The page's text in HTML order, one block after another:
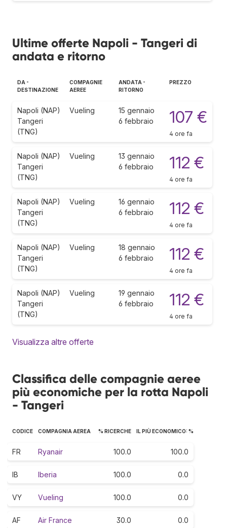
Ultime offerte Napoli - Tangeri di
andata e ritorno
DA -
DESTINAZIONE
COMPAGNIE
AEREE
ANDATA -
RITORNO
PREZZO
Napoli (NAP)
Tangeri
(TNG)
Vueling
15 gennaio
6 febbraio
107 €
4 ore fa
Napoli (NAP)
Tangeri
(TNG)
Vueling
13 gennaio
6 febbraio
112 €
4 ore fa
Napoli (NAP)
Tangeri
(TNG)
Vueling
16 gennaio
6 febbraio
112 €
4 ore fa
Napoli (NAP)
Tangeri
(TNG)
Vueling
18 gennaio
6 febbraio
112 €
4 ore fa
Napoli (NAP)
Tangeri
(TNG)
Vueling
19 gennaio
6 febbraio
112 €
4 ore fa
Visualizza altre offerte
Classifica delle compagnie aeree
più economiche per la rotta Napoli
- Tangeri
CODICE COMPAGNIA AEREA % RICERCHE IL PIÙ ECONOMICO: %
FR Ryanair 100.0 100.0
IB Iberia 100.0 0.0
VY Vueling 100.0 0.0
AF Air France 30.0 0.0